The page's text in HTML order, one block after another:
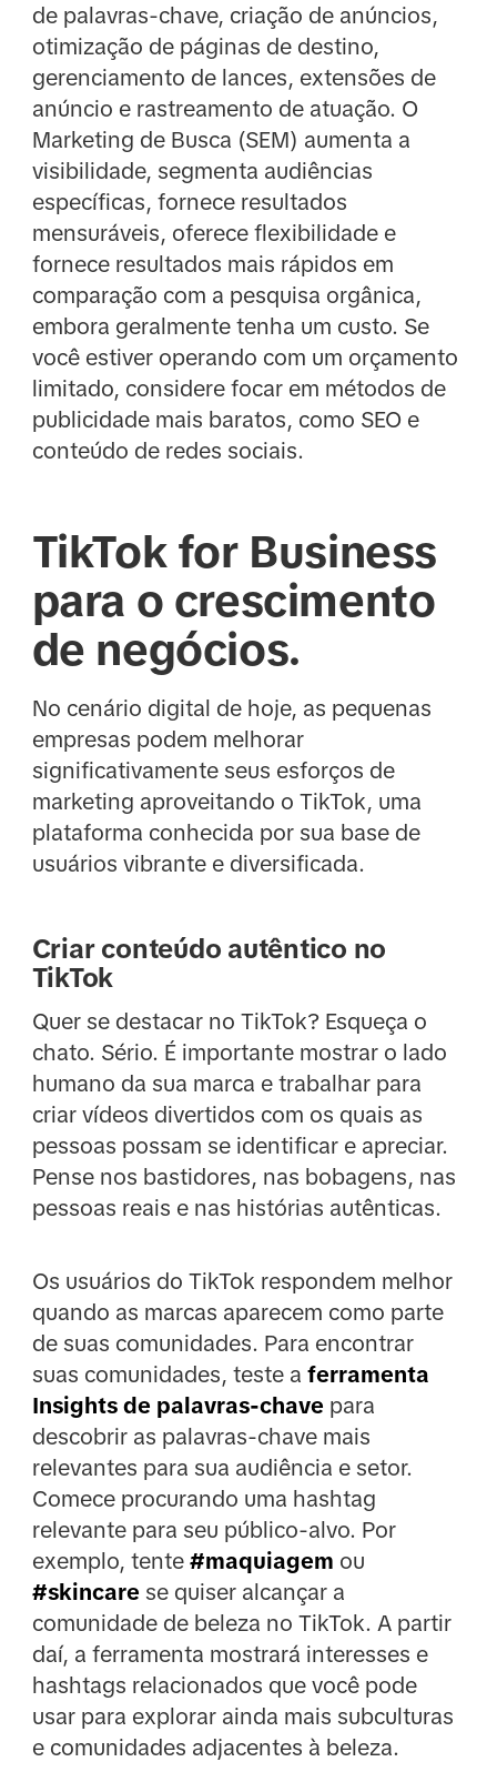
de palavras-chave, criação de anúncios,
otimização de páginas de destino,
gerenciamento de lances, extensões de
anúncio e rastreamento de atuação. O
Marketing de Busca (SEM) aumenta a
visibilidade, segmenta audiências
específicas, fornece resultados
mensuráveis, oferece flexibilidade e
fornece resultados mais rápidos em
comparação com a pesquisa orgânica,
embora geralmente tenha um custo. Se
você estiver operando com um orçamento
limitado, considere focar em métodos de
publicidade mais baratos, como SEO e
conteúdo de redes sociais.
TikTok for Business
para o crescimento
de negócios.
No cenário digital de hoje, as pequenas
empresas podem melhorar
significativamente seus esforços de
marketing aproveitando o TikTok, uma
plataforma conhecida por sua base de
usuários vibrante e diversificada.
Criar conteúdo autêntico no
TikTok
Quer se destacar no TikTok? Esqueça o
chato. Sério. É importante mostrar o lado
humano da sua marca e trabalhar para
criar vídeos divertidos com os quais as
pessoas possam se identificar e apreciar.
Pense nos bastidores, nas bobagens, nas
pessoas reais e nas histórias autênticas.
Os usuários do TikTok respondem melhor
quando as marcas aparecem como parte
de suas comunidades. Para encontrar
suas comunidades, teste a ferramenta
Insights de palavras-chave para
descobrir as palavras-chave mais
relevantes para sua audiência e setor.
Comece procurando uma hashtag
relevante para seu público-alvo. Por
exemplo, tente #maquiagem ou
#skincare se quiser alcançar a
comunidade de beleza no TikTok. A partir
daí, a ferramenta mostrará interesses e
hashtags relacionados que você pode
usar para explorar ainda mais subculturas
e comunidades adjacentes à beleza.